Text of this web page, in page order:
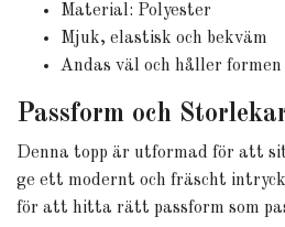
Material: Polyester
Mjuk, elastisk och bekväm
Andas väl och håller
Passform och
Denna topp är utformad för att
ge ett modernt och fräscht
för att hitta rätt passform som